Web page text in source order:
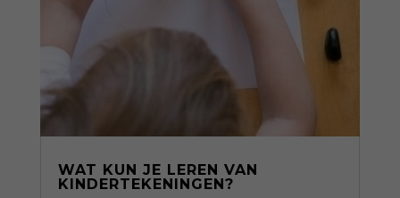
WAT KUN JE LEREN VAN
KINDERTEKENINGEN?